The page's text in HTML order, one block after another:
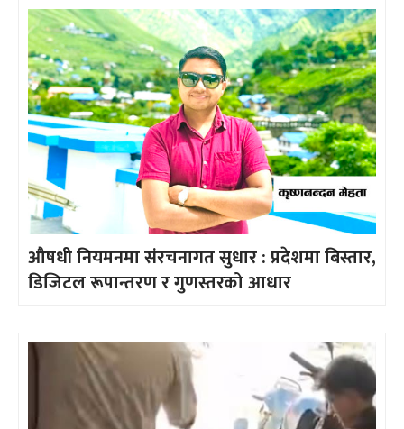
औषधी नियमनमा संरचनागत सुधार : प्रदेशमा बिस्तार,
डिजिटल रूपान्तरण र गुणस्तरको आधार